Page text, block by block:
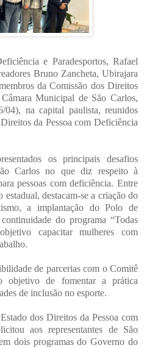
e Paradesportos, Rafael
Bruno Zancheta, Ubirajara
da Comissão dos Direitos
Municipal de São Carlos,
04), na capital paulista, reunidos
da Pessoa com Deficiência
os principais desafios
Carlos no que diz respeito à
pessoas com deficiência. Entre
estadual, destacam-se a criação do
a implantação do Polo de
do programa “Todas
capacitar mulheres com
de parcerias com o Comitê
objetivo de fomentar a prática
de inclusão no esporte.
dos Direitos da Pessoa com
aos representantes de São
dois programas do Governo do